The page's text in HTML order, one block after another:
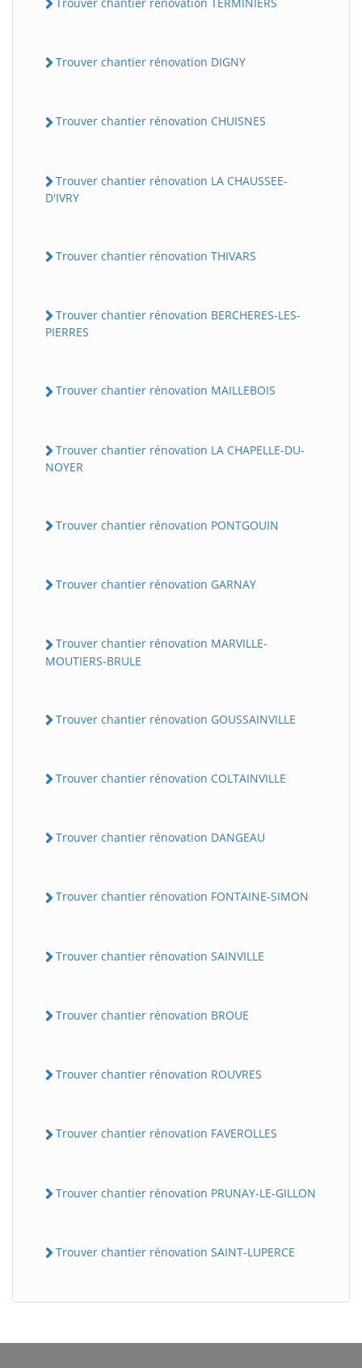
Trouver chantier rénovation DIGNY
Trouver chantier rénovation CHUISNES
Trouver chantier rénovation LA CHAUSSEE-
D'IVRY
Trouver chantier rénovation THIVARS
Trouver chantier rénovation BERCHERES-LES-
PIERRES
Trouver chantier rénovation MAILLEBOIS
Trouver chantier rénovation LA CHAPELLE-DU-
NOYER
Trouver chantier rénovation PONTGOUIN
Trouver chantier rénovation GARNAY
Trouver chantier rénovation MARVILLE-
MOUTIERS-BRULE
Trouver chantier rénovation GOUSSAINVILLE
Trouver chantier rénovation COLTAINVILLE
Trouver chantier rénovation DANGEAU
Trouver chantier rénovation FONTAINE-SIMON
Trouver chantier rénovation SAINVILLE
Trouver chantier rénovation BROUE
Trouver chantier rénovation ROUVRES
Trouver chantier rénovation FAVEROLLES
Trouver chantier rénovation PRUNAY-LE-GILLON
Trouver chantier rénovation SAINT-LUPERCE
BatiWebPro